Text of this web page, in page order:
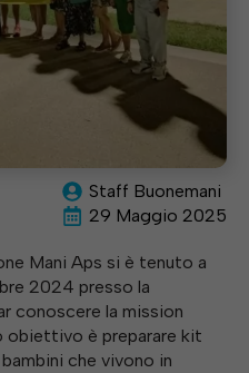
Staff Buonemani
29 Maggio 2025
Mani Aps si è tenuto a
2024 presso la
conoscere la mission
obiettivo è preparare kit
che vivono in